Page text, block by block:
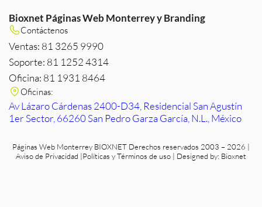
Bioxnet Páginas Web Monterrey y Branding
Contáctenos
Ventas: 81 3265 9990
Soporte: 81 1252 4314
Oficina: 81 1931 8464
Oficinas:
Av Lázaro Cárdenas 2400-D34, Residencial San Agustín
1er Sector, 66260 San Pedro Garza García, N.L., México
Páginas Web Monterrey BIOXNET Derechos reservados 2003 – 2026 |
Aviso de Privacidad |Políticas y Términos de uso | Designed by: Bioxnet